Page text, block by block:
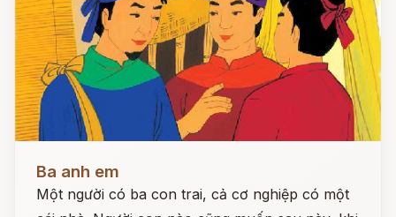
Ba anh em
Một người có ba con trai, cả cơ nghiệp có một